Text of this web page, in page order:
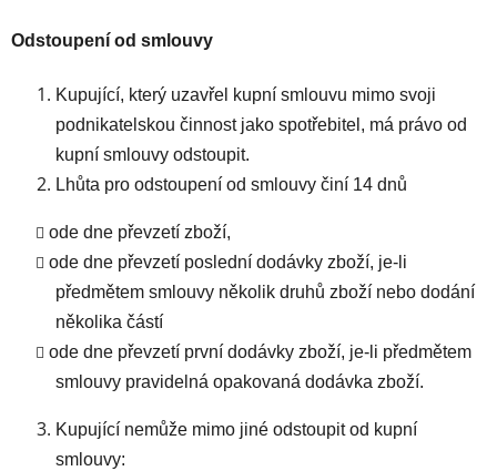
Odstoupení od smlouvy
Kupující, který uzavřel kupní smlouvu mimo svoji
podnikatelskou činnost jako spotřebitel, má právo od
kupní smlouvy odstoupit.
Lhůta pro odstoupení od smlouvy činí 14 dnů
ode dne převzetí zboží,
ode dne převzetí poslední dodávky zboží, je-li
předmětem smlouvy několik druhů zboží nebo dodání
několika částí
ode dne převzetí první dodávky zboží, je-li předmětem
smlouvy pravidelná opakovaná dodávka zboží.
Kupující nemůže mimo jiné odstoupit od kupní
smlouvy: